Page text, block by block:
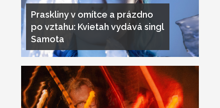
Praskliny v omítce a prázdno
po vztahu: Kvietah vydává singl
Samota